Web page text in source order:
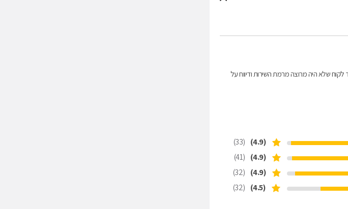
לקוח שלא היה מרוצה מרמת השירות ודיווח על
(4.9)
(33)
(4.9)
(41)
(4.9)
(32)
(4.5)
(32)